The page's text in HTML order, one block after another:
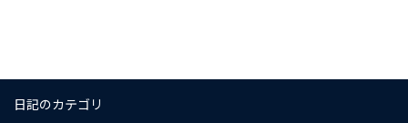
日記のカテゴリ